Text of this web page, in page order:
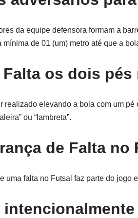
da equipe defensora formam a
de 01 (um) metro até que a
os dois pés
realizado elevando a bola com um
ou “lambreta”.
de Falta no
uma falta no Futsal faz parte do jogo